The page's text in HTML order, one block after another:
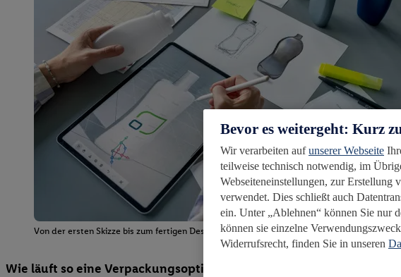
Von der ersten Skizze bis zum fertigen Design optimieren wir jede Verpackung für
Wie läuft so eine Verpackungsoptimierung ab?
Bevor es weitergeht: Kurz
Wir verarbeiten aufunserer Webseite
teilweise technisch notwendig, im
Webseiteneinstellungen, zur Erstellung
verwendet. Dies schließt auch
ein. Unter „Ablehnen“ können Sie nur
können sie einzelne
Widerrufsrecht, finden Sie in unseren